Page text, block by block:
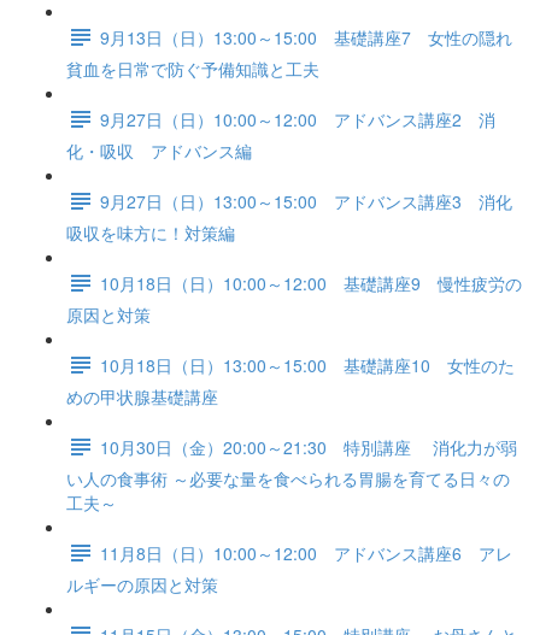
9月13日（日）13:00～15:00 基礎講座7 女性の隠れ
貧血を日常で防ぐ予備知識と工夫
9月27日（日）10:00～12:00 アドバンス講座2 消
化・吸収 アドバンス編
9月27日（日）13:00～15:00 アドバンス講座3 消化
吸収を味方に！対策編
10月18日（日）10:00～12:00 基礎講座9 慢性疲労の
原因と対策
10月18日（日）13:00～15:00 基礎講座10 女性のた
めの甲状腺基礎講座
10月30日（金）20:00～21:30 特別講座 消化力が弱
い人の食事術 ～必要な量を食べられる胃腸を育てる日々の
工夫～
11月8日（日）10:00～12:00 アドバンス講座6 アレ
ルギーの原因と対策